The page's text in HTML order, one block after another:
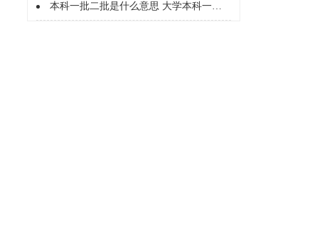
本科一批二批是什么意思 大学本科一批二批是什么意思